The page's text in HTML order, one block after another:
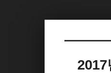
2017
스케치북5